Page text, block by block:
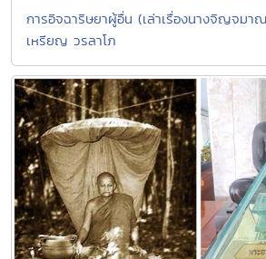
การอิจฉาริษยาผู้อื่น (เล่าเรื่องนางจิญจมา
เหรียญ วรลาโภ